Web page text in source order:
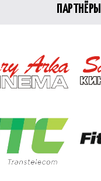
ПАРТНЁРЫ